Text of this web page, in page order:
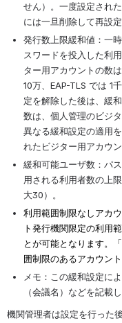
せん）。一度設定され
には一旦削除して再設定
発行数上限緩和値：一
スワードを投入した利
ター用アカウントの数
10万、EAP-TLS では 1
定を解除した後は、緩
数は、個人管理のビジ
異なる緩和設定の適用
れたビジター用アカウ
緩和可能ユーザ数：パ
用される利用者数の上
大30）。
利用範囲制限なしアカ
ト発行機関限定の利用
とが可能となります。
囲制限のあるアカウン
メモ：この緩和設定に
（会議名）などを記載
機関管理者は設定を行った